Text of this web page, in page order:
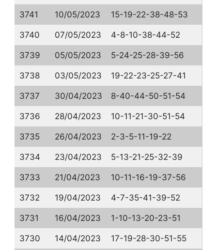
3741 10/05/2023 15-19-22-38-48-53
3740 07/05/2023 4-8-10-38-44-52
3739 05/05/2023 5-24-25-28-39-56
3738 03/05/2023 19-22-23-25-27-41
3737 30/04/2023 8-40-44-50-51-54
3736 28/04/2023 10-11-21-30-51-54
3735 26/04/2023 2-3-5-11-19-22
3734 23/04/2023 5-13-21-25-32-39
3733 21/04/2023 10-11-16-19-37-56
3732 19/04/2023 4-7-35-41-39-52
3731 16/04/2023 1-10-13-20-23-51
3730 14/04/2023 17-19-28-30-51-55